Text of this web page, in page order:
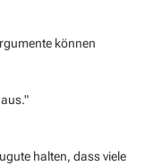
können
halten, dass viele